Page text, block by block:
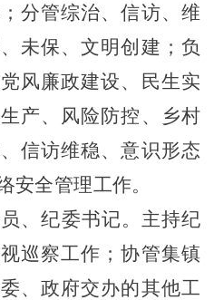
分管综治、信访、维
、未保、文明创建； 负
风廉政建设、民生实
产、风险防控、乡村
信访维稳、意识形态
安全管理工作。
、纪委书记。 主持纪
视巡察工作；协管集镇
、政府交办的其他工